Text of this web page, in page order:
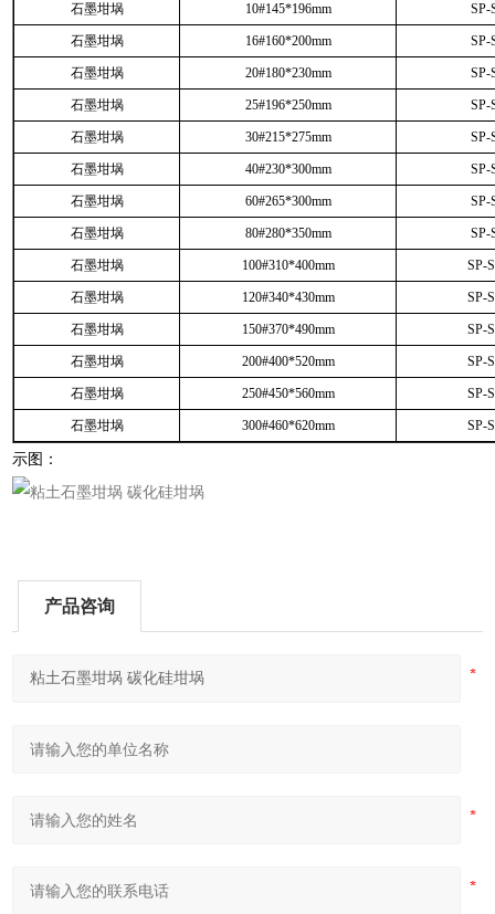
石墨坩埚 10#145*196mm SP-
石墨坩埚 16#160*200mm SP-
石墨坩埚 20#180*230mm SP-
石墨坩埚 25#196*250mm SP-
石墨坩埚 30#215*275mm SP-
石墨坩埚 40#230*300mm SP-
石墨坩埚 60#265*300mm SP-
石墨坩埚 80#280*350mm SP-
石墨坩埚 100#310*400mm SP-
石墨坩埚 120#340*430mm SP-
石墨坩埚 150#370*490mm SP-
石墨坩埚 200#400*520mm SP-
石墨坩埚 250#450*560mm SP-
石墨坩埚 300#460*620mm SP-
示图：
产品咨询